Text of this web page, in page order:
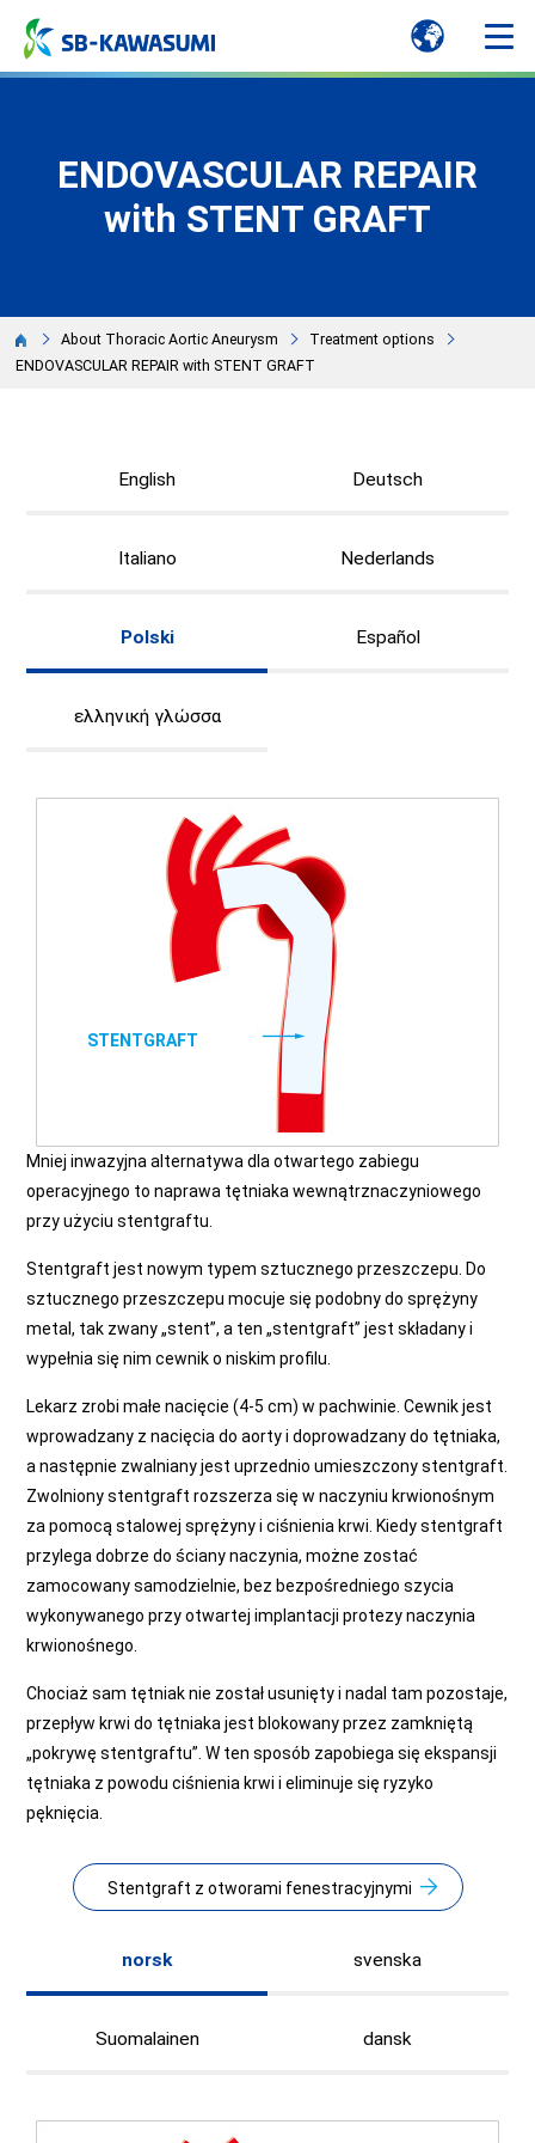
ENDOVASCULAR REPAIR
with STENT GRAFT
About Thoracic Aortic Aneurysm
Treatment options
ENDOVASCULAR REPAIR with STENT GRAFT
English Deutsch
Italiano Nederlands
Polski Español
ελληνική γλώσσα
STENTGRAFT
Mniej inwazyjna alternatywa dla otwartego zabiegu
operacyjnego to naprawa tętniaka wewnątrznaczyniowego
przy użyciu stentgraftu.
Stentgraft jest nowym typem sztucznego przeszczepu. Do
sztucznego przeszczepu mocuje się podobny do sprężyny
metal, tak zwany „stent”, a ten „stentgraft” jest składany i
wypełnia się nim cewnik o niskim profilu.
Lekarz zrobi małe nacięcie (4-5 cm) w pachwinie. Cewnik jest
wprowadzany z nacięcia do aorty i doprowadzany do tętniaka,
a następnie zwalniany jest uprzednio umieszczony stentgraft.
Zwolniony stentgraft rozszerza się w naczyniu krwionośnym
za pomocą stalowej sprężyny i ciśnienia krwi. Kiedy stentgraft
przylega dobrze do ściany naczynia, możne zostać
zamocowany samodzielnie, bez bezpośredniego szycia
wykonywanego przy otwartej implantacji protezy naczynia
krwionośnego.
Chociaż sam tętniak nie został usunięty i nadal tam pozostaje,
przepływ krwi do tętniaka jest blokowany przez zamkniętą
„pokrywę stentgraftu”. W ten sposób zapobiega się ekspansji
tętniaka z powodu ciśnienia krwi i eliminuje się ryzyko
pęknięcia.
Stentgraft z otworami fenestracyjnymi
norsk svenska
Suomalainen dansk